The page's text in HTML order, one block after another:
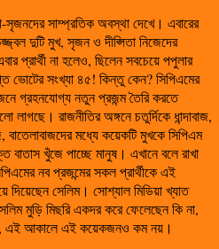
সৃজনদের সাম্প্রতিক অবস্থা দেখে। এবারের
দুটি মুখ, সৃজন ও দীপ্সিতা নিজেদের
প্রার্থী না হলেও, ছিলেন সবচেয়ে পপুলার
ভোটের সংখ্যা ৪৫! কিন্তু কেন? সিপিএমের
গ্রহনযোগ্য নতুন প্রজন্ম তৈরি করতে
লাগছে। রাজনীতির অঙ্গনে চতুর্দিকে ধান্দাবাজ,
বাতেলাবাজদের মধ্যে কয়েকটি মুখকে সিপিএম
খুঁজে পাচ্ছে মানুষ। এখানে বলে রাখা
নব প্রজন্মের সকল প্রার্থীকে এই
দিয়েছেন সেলিম। সোশ্যাল মিডিয়া খ্যাত
মুড়ি মিছরি একদর করে ফেলেছেন কি না,
এই আকালে এই কয়েকজনও কম নয়।